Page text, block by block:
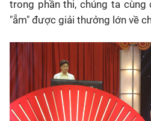
trong phần thi, chúng ta
"ẵm" được giải thưởng lớn về